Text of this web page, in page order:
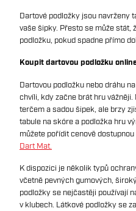
Dartové podložky jsou navrženy
vaše šipky. Přesto se může stát,
podložku, pokud spadne přímo
Koupit dartovou podložku
Dartovou podložku nebo dráhu
chvíli, kdy začne brát hru
terčem a sadou šipek, ale brzy
tabule na skóre a podložka hru
můžete pořídit cenově
Dart Mat.
K dispozici je několik typů
včetně pevných gumových,
podložky se nejčastěji používají
v klubech. Látkové podložky se